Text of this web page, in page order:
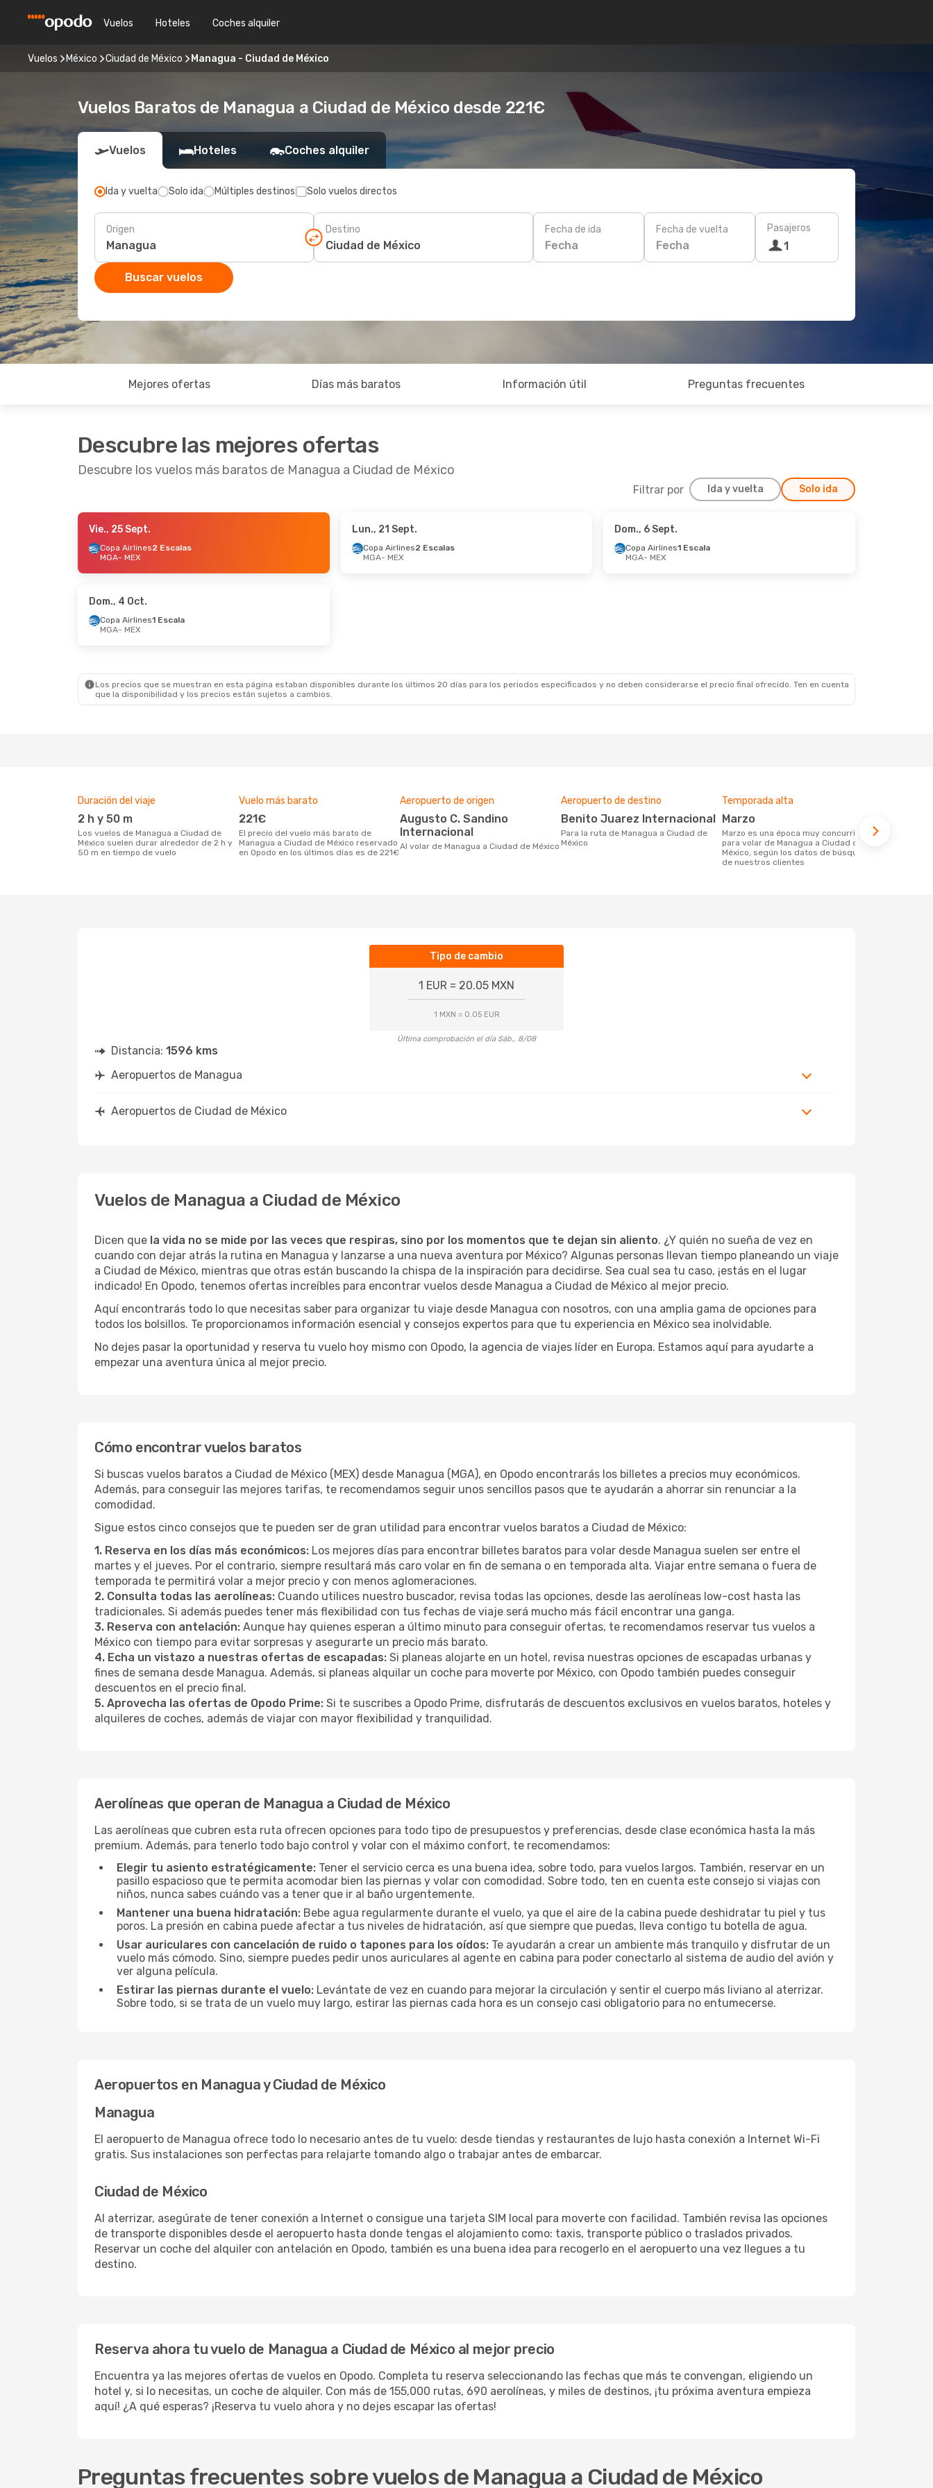
Vuelos Hoteles Coches alquiler
Vuelos México Ciudad de México Managua - Ciudad de México
Vuelos Baratos de Managua a Ciudad de México desde 221€
Vuelos Hoteles Coches alquiler
Ida y vuelta Solo ida Múltiples destinos Solo vuelos directos
Origen Destino Fecha de ida
Fecha
Fecha de vuelta
Fecha
Pasajeros
1
Buscar vuelos
Mejores ofertas Días más baratos Información útil Preguntas frecuentes
Descubre las mejores ofertas
Descubre los vuelos más baratos de Managua a Ciudad de México
Filtrar por Ida y vuelta Solo ida
- Vie., 2 Oct.
Vie., 25 Sept.
Copa Airlines2 Escalas
MGA- MEX
Lun., 21 Sept.
Copa Airlines2 Escalas
MGA- MEX
Dom., 6 Sept.
Copa Airlines1 Escala
MGA- MEX
Dom., 4 Oct.
Copa Airlines1 Escala
MGA- MEX
Los precios que se muestran en esta página estaban disponibles durante los últimos 20 días para los periodos especificados y no deben considerarse el precio final ofrecido. Ten en cuenta
que la disponibilidad y los precios están sujetos a cambios.
Duración del viaje
2 h y 50 m
Los vuelos de Managua a Ciudad de
México suelen durar alrededor de 2 h y
50 m en tiempo de vuelo
Vuelo más barato
221€
El precio del vuelo más barato de
Managua a Ciudad de México reservado
en Opodo en los últimos días es de 221€
Aeropuerto de origen
Augusto C. Sandino
Internacional
Al volar de Managua a Ciudad de México
Aeropuerto de destino
Benito Juarez Internacional
Para la ruta de Managua a Ciudad de
México
Temporada alta
marzo
marzo es una época muy concurrida
para volar de Managua a Ciudad de
México, según los datos de búsqueda
de nuestros clientes
Tipo de cambio
1 EUR = 20.05 MXN
1 MXN = 0.05 EUR
Última comprobación el día Sáb., 8/08
Distancia: 1596 kms
Aeropuertos de Managua
Aeropuertos de Ciudad de México
Vuelos de Managua a Ciudad de México
Dicen que la vida no se mide por las veces que respiras, sino por los momentos que te dejan sin aliento. ¿Y quién no sueña de vez en
cuando con dejar atrás la rutina en Managua y lanzarse a una nueva aventura por México? Algunas personas llevan tiempo planeando un viaje
a Ciudad de México, mientras que otras están buscando la chispa de la inspiración para decidirse. Sea cual sea tu caso, ¡estás en el lugar
indicado! En Opodo, tenemos ofertas increíbles para encontrar vuelos desde Managua a Ciudad de México al mejor precio.
Aquí encontrarás todo lo que necesitas saber para organizar tu viaje desde Managua con nosotros, con una amplia gama de opciones para
todos los bolsillos. Te proporcionamos información esencial y consejos expertos para que tu experiencia en México sea inolvidable.
No dejes pasar la oportunidad y reserva tu vuelo hoy mismo con Opodo, la agencia de viajes líder en Europa. Estamos aquí para ayudarte a
empezar una aventura única al mejor precio.
Cómo encontrar vuelos baratos
Si buscas vuelos baratos a Ciudad de México (MEX) desde Managua (MGA), en Opodo encontrarás los billetes a precios muy económicos.
Además, para conseguir las mejores tarifas, te recomendamos seguir unos sencillos pasos que te ayudarán a ahorrar sin renunciar a la
comodidad.
Sigue estos cinco consejos que te pueden ser de gran utilidad para encontrar vuelos baratos a Ciudad de México:
1. Reserva en los días más económicos: Los mejores días para encontrar billetes baratos para volar desde Managua suelen ser entre el
martes y el jueves. Por el contrario, siempre resultará más caro volar en fin de semana o en temporada alta. Viajar entre semana o fuera de
temporada te permitirá volar a mejor precio y con menos aglomeraciones.
2. Consulta todas las aerolíneas: Cuando utilices nuestro buscador, revisa todas las opciones, desde las aerolíneas low-cost hasta las
tradicionales. Si además puedes tener más flexibilidad con tus fechas de viaje será mucho más fácil encontrar una ganga.
3. Reserva con antelación: Aunque hay quienes esperan a último minuto para conseguir ofertas, te recomendamos reservar tus vuelos a
México con tiempo para evitar sorpresas y asegurarte un precio más barato.
4. Echa un vistazo a nuestras ofertas de escapadas: Si planeas alojarte en un hotel, revisa nuestras opciones de escapadas urbanas y
fines de semana desde Managua. Además, si planeas alquilar un coche para moverte por México, con Opodo también puedes conseguir
descuentos en el precio final.
5. Aprovecha las ofertas de Opodo Prime: Si te suscribes a Opodo Prime, disfrutarás de descuentos exclusivos en vuelos baratos, hoteles y
alquileres de coches, además de viajar con mayor flexibilidad y tranquilidad.
Aerolíneas que operan de Managua a Ciudad de México
Las aerolíneas que cubren esta ruta ofrecen opciones para todo tipo de presupuestos y preferencias, desde clase económica hasta la más
premium. Además, para tenerlo todo bajo control y volar con el máximo confort, te recomendamos:
Elegir tu asiento estratégicamente: Tener el servicio cerca es una buena idea, sobre todo, para vuelos largos. También, reservar en un
pasillo espacioso que te permita acomodar bien las piernas y volar con comodidad. Sobre todo, ten en cuenta este consejo si viajas con
niños, nunca sabes cuándo vas a tener que ir al baño urgentemente.
Mantener una buena hidratación: Bebe agua regularmente durante el vuelo, ya que el aire de la cabina puede deshidratar tu piel y tus
poros. La presión en cabina puede afectar a tus niveles de hidratación, así que siempre que puedas, lleva contigo tu botella de agua.
Usar auriculares con cancelación de ruido o tapones para los oídos: Te ayudarán a crear un ambiente más tranquilo y disfrutar de un
vuelo más cómodo. Sino, siempre puedes pedir unos auriculares al agente en cabina para poder conectarlo al sistema de audio del avión y
ver alguna película.
Estirar las piernas durante el vuelo: Levántate de vez en cuando para mejorar la circulación y sentir el cuerpo más liviano al aterrizar.
Sobre todo, si se trata de un vuelo muy largo, estirar las piernas cada hora es un consejo casi obligatorio para no entumecerse.
Aeropuertos en Managua y Ciudad de México
Managua
El aeropuerto de Managua ofrece todo lo necesario antes de tu vuelo: desde tiendas y restaurantes de lujo hasta conexión a Internet Wi-Fi
gratis. Sus instalaciones son perfectas para relajarte tomando algo o trabajar antes de embarcar.
Ciudad de México
Al aterrizar, asegúrate de tener conexión a Internet o consigue una tarjeta SIM local para moverte con facilidad. También revisa las opciones
de transporte disponibles desde el aeropuerto hasta donde tengas el alojamiento como: taxis, transporte público o traslados privados.
Reservar un coche del alquiler con antelación en Opodo, también es una buena idea para recogerlo en el aeropuerto una vez llegues a tu
destino.
Reserva ahora tu vuelo de Managua a Ciudad de México al mejor precio
Encuentra ya las mejores ofertas de vuelos en Opodo. Completa tu reserva seleccionando las fechas que más te convengan, eligiendo un
hotel y, si lo necesitas, un coche de alquiler. Con más de 155,000 rutas, 690 aerolíneas, y miles de destinos, ¡tu próxima aventura empieza
aquí! ¿A qué esperas? ¡Reserva tu vuelo ahora y no dejes escapar las ofertas!
Preguntas frecuentes sobre vuelos de Managua a Ciudad de México